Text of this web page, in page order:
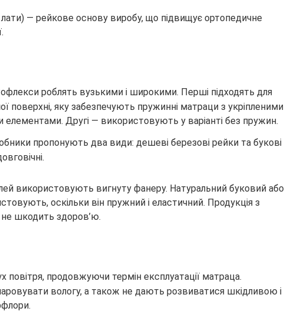
— рейкове основу виробу, що підвищує ортопедичне
роблять вузькими і широкими. Перші підходять для
поверхні, яку забезпечують пружинні матраци з укріпленими
Другі — використовують у варіанті без пружин.
пропонують два види: дешеві березові рейки та букові
використовують вигнуту фанеру. Натуральний буковий або
оскільки він пружний і еластичний. Продукція з
не шкодить здоров’ю.
повітря, продовжуючи термін експлуатації матраца.
вологу, а також не дають розвиватися шкідливою і